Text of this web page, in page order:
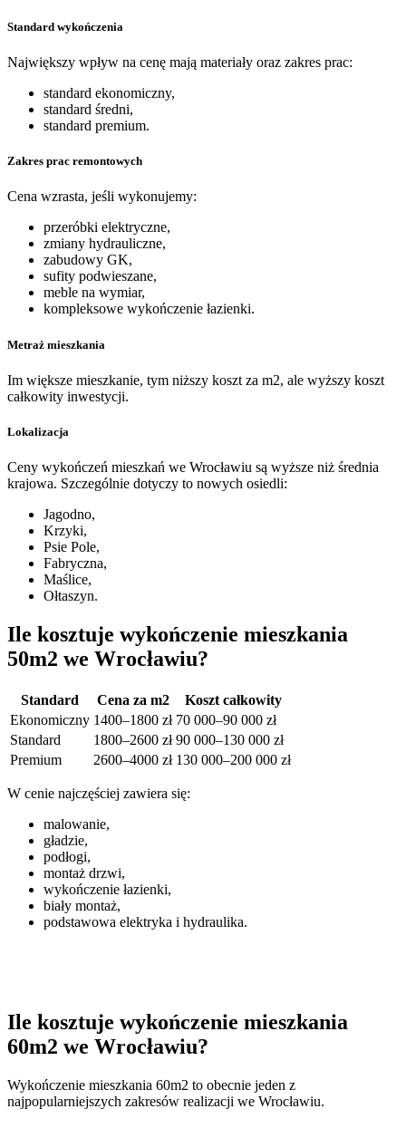
Standard wykończenia
Największy wpływ na cenę mają materiały oraz zakres prac:
standard ekonomiczny,
standard średni,
standard premium.
Zakres prac remontowych
Cena wzrasta, jeśli wykonujemy:
przeróbki elektryczne,
zmiany hydrauliczne,
zabudowy GK,
sufity podwieszane,
meble na wymiar,
kompleksowe wykończenie łazienki.
Metraż mieszkania
Im większe mieszkanie, tym niższy koszt za m2, ale wyższy koszt
całkowity inwestycji.
Lokalizacja
Ceny wykończeń mieszkań we Wrocławiu są wyższe niż średnia
krajowa. Szczególnie dotyczy to nowych osiedli:
Jagodno,
Krzyki,
Psie Pole,
Fabryczna,
Maślice,
Ołtaszyn.
Ile kosztuje wykończenie mieszkania
50m2 we Wrocławiu?
Standard Cena za m2
Koszt całkowity
Ekonomiczny 1400–1800 zł 70 000–90 000 zł
Standard
1800–2600 zł 90 000–130 000 zł
Premium
2600–4000 zł 130 000–200 000 zł
W cenie najczęściej zawiera się:
malowanie,
gładzie,
podłogi,
montaż drzwi,
wykończenie łazienki,
biały montaż,
podstawowa elektryka i hydraulika.
Ile kosztuje wykończenie mieszkania
60m2 we Wrocławiu?
Wykończenie mieszkania 60m2 to obecnie jeden z
najpopularniejszych zakresów realizacji we Wrocławiu.